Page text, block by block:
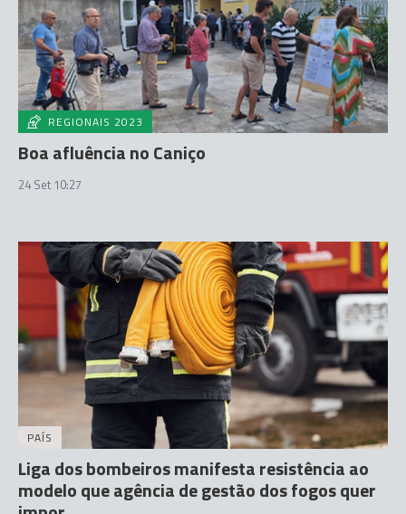
REGIONAIS 2023
Boa afluência no Caniço
24 Set 10:27
PAÍS
Liga dos bombeiros manifesta resistência ao
modelo que agência de gestão dos fogos quer